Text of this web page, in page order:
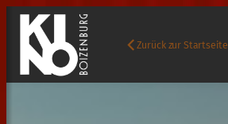
Zurück zur Startseite